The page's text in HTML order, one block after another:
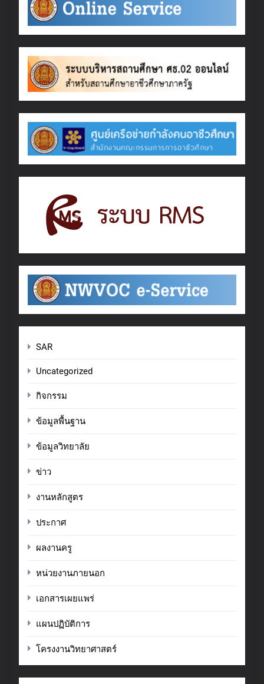
SAR
Uncategorized
กิจกรรม
ข้อมูลพื้นฐาน
ข้อมูลวิทยาลัย
ข่าว
งานหลักสูตร
ประกาศ
ผลงานครู
หน่วยงานภายนอก
เอกสารเผยแพร่
แผนปฏิบัติการ
โครงงานวิทยาศาสตร์